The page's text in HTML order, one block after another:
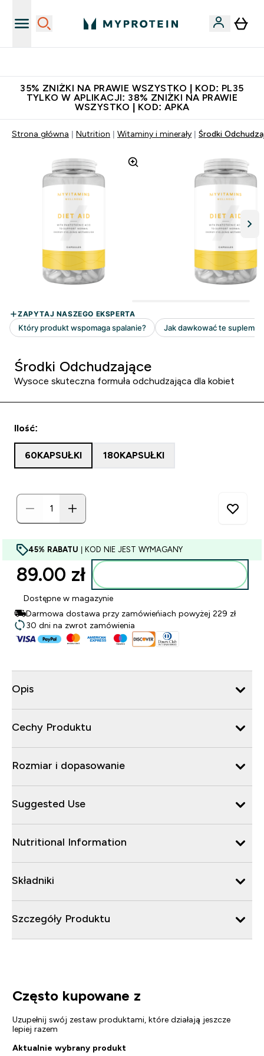
35% ZNIŻKI NA PRAWIE WSZYSTKO | KOD: PL35
TYLKO W APLIKACJI: 38% ZNIŻKI NA PRAWIE
WSZYSTKO | KOD: APKA
Strona główna Nutrition Witaminy i minerały Środki
Środki Odchudzające
Wysoce skuteczna formuła odchudzająca dla kobiet
Ilość:
60KAPSUŁKI 180KAPSUŁKI
45% RABATU | KOD NIE JEST WYMAGANY
89.00 zł‎
Dostępne w magazynie
Darmowa dostawa przy zamówieńiach powyżej 229 zł
30 dni na zwrot zamówienia
Opis
Cechy Produktu
Rozmiar i dopasowanie
Suggested Use
Nutritional Information
Składniki
Szczegóły Produktu
Często kupowane z
Uzupełnij swój zestaw produktami, które działają jeszcze
lepiej razem
Aktualnie wybrany produkt